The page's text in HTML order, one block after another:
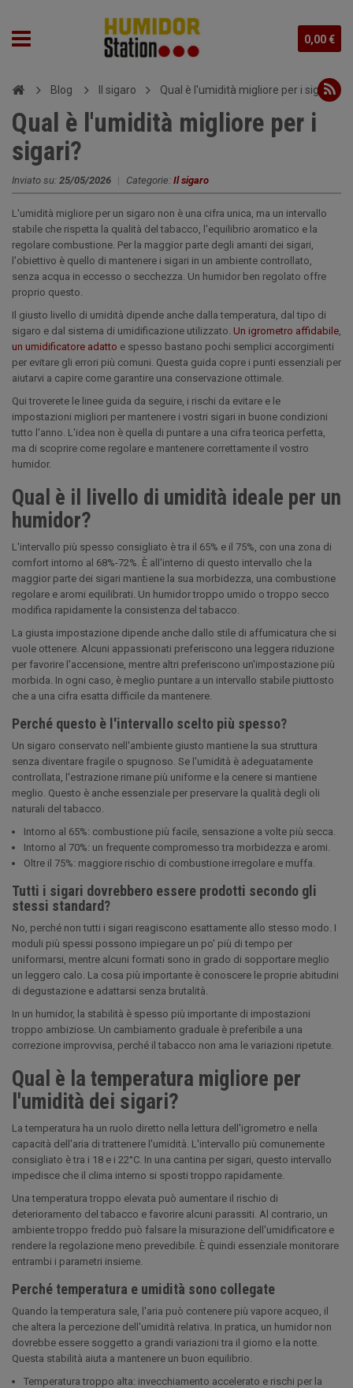
0,00 €
Blog Il sigaro Qual è l'umidità migliore per i sigari?
Qual è l'umidità migliore per i
sigari?
Inviato su: 25/05/2026 | Categorie: Il sigaro
L'umidità migliore per un sigaro non è una cifra unica, ma un intervallo
stabile che rispetta la qualità del tabacco, l'equilibrio aromatico e la
regolare combustione. Per la maggior parte degli amanti dei sigari,
l'obiettivo è quello di mantenere i sigari in un ambiente controllato,
senza acqua in eccesso o secchezza. Un humidor ben regolato offre
proprio questo.
Il giusto livello di umidità dipende anche dalla temperatura, dal tipo di
sigaro e dal sistema di umidificazione utilizzato. Un igrometro affidabile,
un umidificatore adatto e spesso bastano pochi semplici accorgimenti
per evitare gli errori più comuni. Questa guida copre i punti essenziali per
aiutarvi a capire come garantire una conservazione ottimale.
Qui troverete le linee guida da seguire, i rischi da evitare e le
impostazioni migliori per mantenere i vostri sigari in buone condizioni
tutto l'anno. L'idea non è quella di puntare a una cifra teorica perfetta,
ma di scoprire come regolare e mantenere correttamente il vostro
humidor.
Qual è il livello di umidità ideale per un
humidor?
L'intervallo più spesso consigliato è tra il 65% e il 75%, con una zona di
comfort intorno al 68%-72%. È all'interno di questo intervallo che la
maggior parte dei sigari mantiene la sua morbidezza, una combustione
regolare e aromi equilibrati. Un humidor troppo umido o troppo secco
modifica rapidamente la consistenza del tabacco.
La giusta impostazione dipende anche dallo stile di affumicatura che si
vuole ottenere. Alcuni appassionati preferiscono una leggera riduzione
per favorire l'accensione, mentre altri preferiscono un'impostazione più
morbida. In ogni caso, è meglio puntare a un intervallo stabile piuttosto
che a una cifra esatta difficile da mantenere.
Perché questo è l'intervallo scelto più spesso?
Un sigaro conservato nell'ambiente giusto mantiene la sua struttura
senza diventare fragile o spugnoso. Se l'umidità è adeguatamente
controllata, l'estrazione rimane più uniforme e la cenere si mantiene
meglio. Questo è anche essenziale per preservare la qualità degli oli
naturali del tabacco.
Intorno al 65%: combustione più facile, sensazione a volte più secca.
Intorno al 70%: un frequente compromesso tra morbidezza e aromi.
Oltre il 75%: maggiore rischio di combustione irregolare e muffa.
Tutti i sigari dovrebbero essere prodotti secondo gli
stessi standard?
No, perché non tutti i sigari reagiscono esattamente allo stesso modo. I
moduli più spessi possono impiegare un po' più di tempo per
uniformarsi, mentre alcuni formati sono in grado di sopportare meglio
un leggero calo. La cosa più importante è conoscere le proprie abitudini
di degustazione e adattarsi senza brutalità.
In un humidor, la stabilità è spesso più importante di impostazioni
troppo ambiziose. Un cambiamento graduale è preferibile a una
correzione improvvisa, perché il tabacco non ama le variazioni ripetute.
Qual è la temperatura migliore per
l'umidità dei sigari?
La temperatura ha un ruolo diretto nella lettura dell'igrometro e nella
capacità dell'aria di trattenere l'umidità. L'intervallo più comunemente
consigliato è tra i 18 e i 22°C. In una cantina per sigari, questo intervallo
impedisce che il clima interno si sposti troppo rapidamente.
Una temperatura troppo elevata può aumentare il rischio di
deterioramento del tabacco e favorire alcuni parassiti. Al contrario, un
ambiente troppo freddo può falsare la misurazione dell'umidificatore e
rendere la regolazione meno prevedibile. È quindi essenziale monitorare
entrambi i parametri insieme.
Perché temperatura e umidità sono collegate
Quando la temperatura sale, l'aria può contenere più vapore acqueo, il
che altera la percezione dell'umidità relativa. In pratica, un humidor non
dovrebbe essere soggetto a grandi variazioni tra il giorno e la notte.
Questa stabilità aiuta a mantenere un buon equilibrio.
Temperatura troppo alta: invecchiamento accelerato e rischi per la